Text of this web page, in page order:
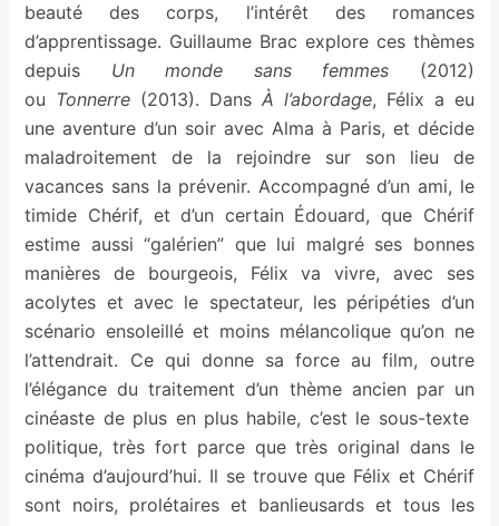
beauté des corps, l’intérêt des romances
d’apprentissage. Guillaume Brac explore ces thèmes
depuis Un monde sans femmes (2012)
ou Tonnerre (2013). DansÀ l’abordage, Félix a eu
une aventure d’un soir avec Alma à Paris, et décide
maladroitement de la rejoindre sur son lieu de
vacances sans la prévenir. Accompagné d’un ami, le
timide Chérif, et d’un certain Édouard, que Chérif
estime aussi “galérien” que lui malgré ses bonnes
manières de bourgeois, Félix va vivre, avec ses
acolytes et avec le spectateur, les péripéties d’un
scénario ensoleillé et moins mélancolique qu’on ne
l’attendrait. Ce qui donne sa force au film, outre
l’élégance du traitement d’un thème ancien par un
cinéaste de plus en plus habile, c’est le sous-texte
politique, très fort parce que très original dans le
cinéma d’aujourd’hui. Il se trouve que Félix et Chérif
sont noirs, prolétaires et banlieusards et tous les